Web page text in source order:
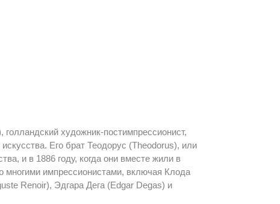
художник-постимпрессионист,
Его брат Теодорус (Theodorus), или
и в 1886 году, когда они вместе жили в
многими импрессионистами, включая Клода
Renoir), Эдгара Дега (Edgar Degas) и